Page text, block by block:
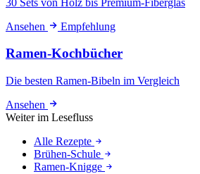
Ansehen
Empfehlung
Ramen-Kochbücher
Die besten Ramen-Bibeln im Vergleich
Ansehen
Weiter im Lesefluss
Alle Rezepte
Brühen-Schule
Ramen-Knigge